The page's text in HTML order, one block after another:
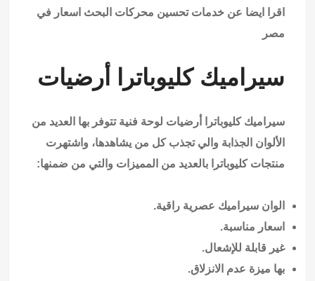
اقرا ايضا عن خدمات تحسين محركات البحث اسعار في
مصر
سيراميك كليوباترا أرضيات
سيراميك كليوباترا أرضيات لوحة فنية تتوفر بها العديد من
الألوان الجذابة والي تجذب كل من يشاهدها، واشتهرت
منتجات كليوباترا بالعديد من المميزات والتي من ضمنها:
الوان سيراميك عصرية راقية.
اسعار مناسبة.
غير قابلة للإشعال.
بها ميزة عدم الانزلاق.